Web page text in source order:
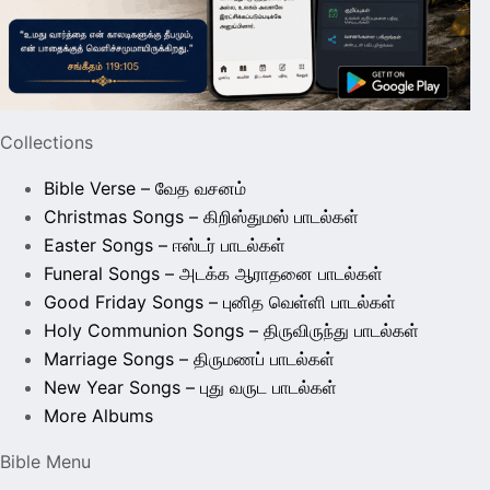
Collections
Bible Verse – வேத வசனம்
Christmas Songs – கிறிஸ்துமஸ் பாடல்கள்
Easter Songs – ஈஸ்டர் பாடல்கள்
Funeral Songs – அடக்க ஆராதனை பாடல்கள்
Good Friday Songs – புனித வெள்ளி பாடல்கள்
Holy Communion Songs – திருவிருந்து பாடல்கள்
Marriage Songs – திருமணப் பாடல்கள்
New Year Songs – புது வருட பாடல்கள்
More Albums
Bible Menu